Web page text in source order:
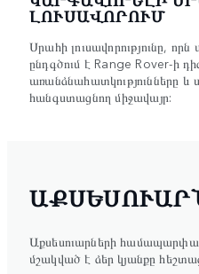
ԼՈՒՍԱՎՈՐՈՒՄ
Սրահի լուսավորությունը,
ընդգծում է Range Rover-ի
առանձնահատկությունները և
հանգստացնող միջավայր:
Աքսեսուարների
մշակված է ձեր կյանքը